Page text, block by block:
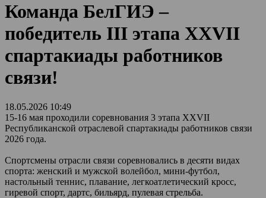
Команда БелГИЭ –
победитель III этапа XXVII
спартакиады работников
связи!
18.05.2026 10:49
15-16 мая проходили соревнования 3 этапа XXVII
Республиканской отраслевой спартакиады работников связи
2026 года.
Спортсмены отрасли связи соревновались в десяти видах
спорта: женский и мужской волейбол, мини-футбол,
настольный теннис, плавание, легкоатлетический кросс,
гиревой спорт, дартс, бильярд, пулевая стрельба.